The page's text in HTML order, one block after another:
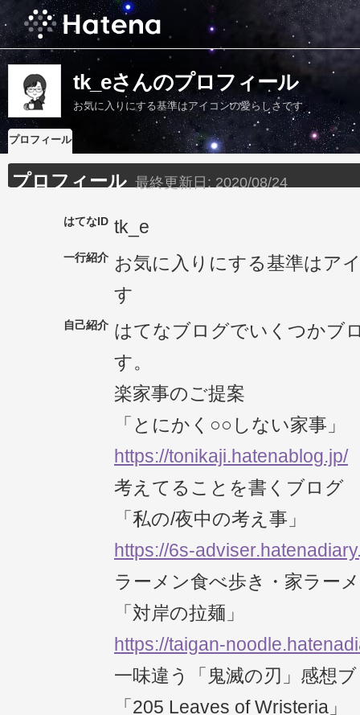
tk_eさんのプロフィール
お気に入りにする基準はアイコンの愛らしさです
プロフィール
プロフィール 最終更新日: 2020/08/24
はてなID tk_e
一行紹介 お気に入りにする基準はア
す
自己紹介 はてなブログでいくつかブ
す。
楽家事のご提案
「とにかく○○しない家事」
https://tonikaji.hatenablog.jp/
考えてることを書くブログ
「私の/夜中の考え事」
https://6s-
ラーメン食べ歩き・家ラー
「対岸の拉麺」
https://taigan-
一味違う「鬼滅の刃」感想
「205 Leaves of Wristeria」